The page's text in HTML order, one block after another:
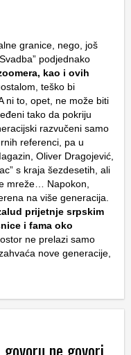
granice, nego, još
podjednako
kao i ovih
teško bi
ni to, opet, ne može biti
tako da pokriju
razvučeni samo
referenci, pa u
Oliver Dragojević
s kraja šezdesetih, ali
mreže… Napokon,
na više generacija.
prijetnje srpskim
i fama oko
ne prelazi samo
nove generacije,
ne govori